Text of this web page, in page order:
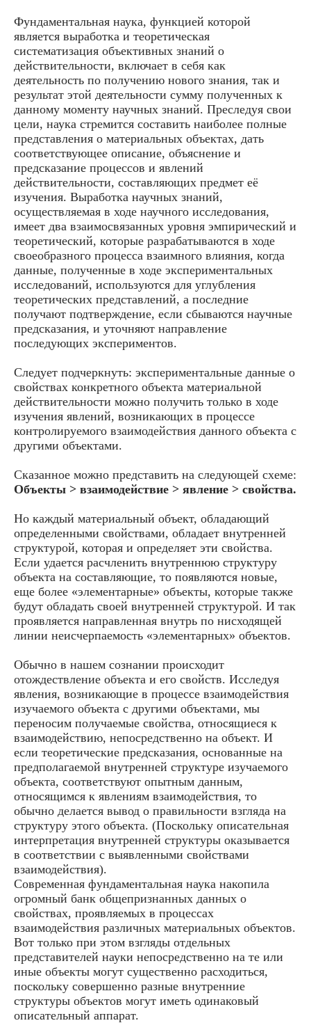
Фундаментальная наука, функцией которой
является выработка и теоретическая
систематизация объективных знаний о
действительности, включает в себя как
деятельность по получению нового знания, так и
результат этой деятельности сумму полученных к
данному моменту научных знаний. Преследуя свои
цели, наука стремится составить наиболее полные
представления о материальных объектах, дать
соответствующее описание, объяснение и
предсказание процессов и явлений
действительности, составляющих предмет её
изучения. Выработка научных знаний,
осуществляемая в ходе научного исследования,
имеет два взаимосвязанных уровня эмпирический и
теоретический, которые разрабатываются в ходе
своеобразного процесса взаимного влияния, когда
данные, полученные в ходе экспериментальных
исследований, используются для углубления
теоретических представлений, а последние
получают подтверждение, если сбываются научные
предсказания, и уточняют направление
последующих экспериментов.
Следует подчеркнуть: экспериментальные данные о
свойствах конкретного объекта материальной
действительности можно получить только в ходе
изучения явлений, возникающих в процессе
контролируемого взаимодействия данного объекта с
другими объектами.
Сказанное можно представить на следующей схеме:
Объекты > взаимодействие > явление > свойства.
Но каждый материальный объект, обладающий
определенными свойствами, обладает внутренней
структурой, которая и определяет эти свойства.
Если удается расчленить внутреннюю структуру
объекта на составляющие, то появляются новые,
еще более «элементарные» объекты, которые также
будут обладать своей внутренней структурой. И так
проявляется направленная внутрь по нисходящей
линии неисчерпаемость «элементарных» объектов.
Обычно в нашем сознании происходит
отождествление объекта и его свойств. Исследуя
явления, возникающие в процессе взаимодействия
изучаемого объекта с другими объектами, мы
переносим получаемые свойства, относящиеся к
взаимодействию, непосредственно на объект. И
если теоретические предсказания, основанные на
предполагаемой внутренней структуре изучаемого
объекта, соответствуют опытным данным,
относящимся к явлениям взаимодействия, то
обычно делается вывод о правильности взгляда на
структуру этого объекта. (Поскольку описательная
интерпретация внутренней структуры оказывается
в соответствии с выявленными свойствами
взаимодействия).
Современная фундаментальная наука накопила
огромный банк общепризнанных данных о
свойствах, проявляемых в процессах
взаимодействия различных материальных объектов.
Вот только при этом взгляды отдельных
представителей науки непосредственно на те или
иные объекты могут существенно рас­ходиться,
поскольку совершенно разные внутренние
структуры объектов могут иметь одинаковый
описательный аппарат.